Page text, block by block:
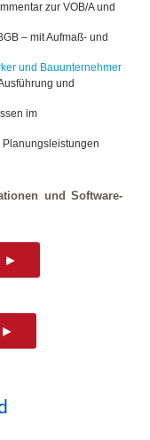
zur VOB/A und
– mit Aufmaß- und
und Bauunternehmer
und
im
Planungsleistungen
und Software-
►
►